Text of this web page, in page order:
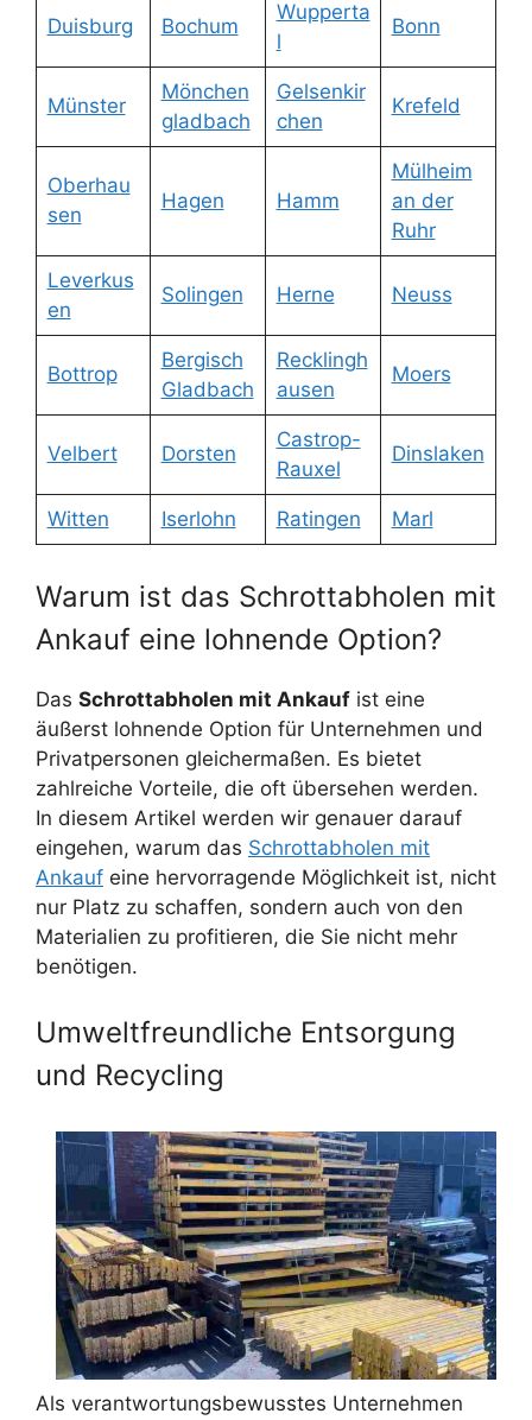
Duisburg Bochum
Wupperta
l
Bonn
Münster
Mönchen
gladbach
Gelsenkir
chen
Krefeld
Oberhau
sen
Hagen Hamm
Mülheim
an der
Ruhr
Leverkus
en
Solingen Herne Neuss
Bottrop
Bergisch
Gladbach
Recklingh
ausen
Moers
Velbert Dorsten
Castrop-
Rauxel
Dinslaken
Witten Iserlohn Ratingen Marl
Warum ist das Schrottabholen mit
Ankauf eine lohnende Option?
Das Schrottabholen mit Ankauf ist eine
äußerst lohnende Option für Unternehmen und
Privatpersonen gleichermaßen. Es bietet
zahlreiche Vorteile, die oft übersehen werden.
In diesem Artikel werden wir genauer darauf
eingehen, warum das Schrottabholen mit
Ankauf eine hervorragende Möglichkeit ist, nicht
nur Platz zu schaffen, sondern auch von den
Materialien zu profitieren, die Sie nicht mehr
benötigen.
Umweltfreundliche Entsorgung
und Recycling
Als verantwortungsbewusstes Unternehmen